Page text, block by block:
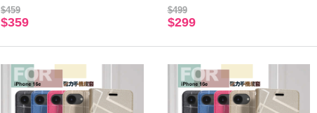
鈦
$459
$359
$499
$299